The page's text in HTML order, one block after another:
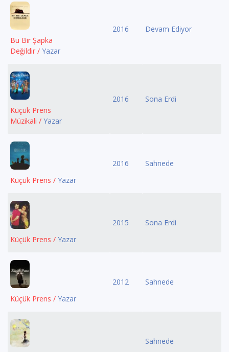
Bu Bir Şapka
Değildir / Yazar
2016 Devam Ediyor
Küçük Prens
Müzikali / Yazar
2016 Sona Erdi
Küçük Prens / Yazar
2016 Sahnede
Küçük Prens / Yazar
2015 Sona Erdi
Küçük Prens / Yazar
2012 Sahnede
Sahnede